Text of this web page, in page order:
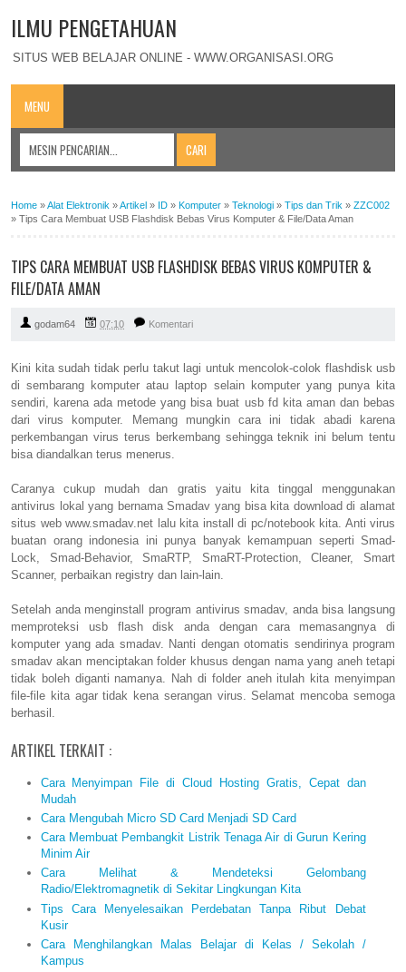
ILMU PENGETAHUAN
SITUS WEB BELAJAR ONLINE - WWW.ORGANISASI.ORG
MENU
Home »Alat Elektronik »Artikel » ID » Komputer » Teknologi » Tips dan Trik » ZZC002
» Tips Cara Membuat USB Flashdisk Bebas Virus Komputer & File/Data Aman
TIPS CARA MEMBUAT USB FLASHDISK BEBAS VIRUS KOMPUTER &
FILE/DATA AMAN
godam64 07:10 Komentari
Kini kita sudah tidak perlu takut lagi untuk mencolok-colok flashdisk usb
di sembarang komputer atau laptop selain komputer yang punya kita
sendiri, karena ada metode yang bisa buat usb fd kita aman dan bebas
dari virus komputer. Memang mungkin cara ini tidak abadi karena
perkembangan virus terus berkembang sehingga teknik ini belum tentu
bisa diandalkan terus menerus.
Caranya cukup mudah dan gratis yaitu kita tinggal menggunakan
antivirus lokal yang bernama Smadav yang bisa kita download di alamat
situs web www.smadav.net lalu kita install di pc/notebook kita. Anti virus
buatan orang indonesia ini punya banyak kemampuan seperti Smad-
Lock, Smad-Behavior, SmaRTP, SmaRT-Protection, Cleaner, Smart
Scanner, perbaikan registry dan lain-lain.
Setelah anda menginstall program antivirus smadav, anda bisa langsung
memproteksi usb flash disk anda dengan cara memasangnya di
komputer yang ada smadav. Nanti dengan otomatis sendirinya program
smadav akan menciptakan folder khusus dengan nama yang aneh tetapi
tidak boleh diganti namanya. Nah di folder aneh itulah kita menyimpan
file-file kita agar tidak kena serangan virus. Selamat mencoba semoga
berhasil.
ARTIKEL TERKAIT :
Cara Menyimpan File di Cloud Hosting Gratis, Cepat dan
Mudah
Cara Mengubah Micro SD Card Menjadi SD Card
Cara Membuat Pembangkit Listrik Tenaga Air di Gurun Kering
Minim Air
Cara Melihat & Mendeteksi Gelombang
Radio/Elektromagnetik di Sekitar Lingkungan Kita
Tips Cara Menyelesaikan Perdebatan Tanpa Ribut Debat
Kusir
Cara Menghilangkan Malas Belajar di Kelas / Sekolah /
Kampus